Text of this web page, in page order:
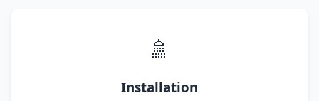
🚿
Installation